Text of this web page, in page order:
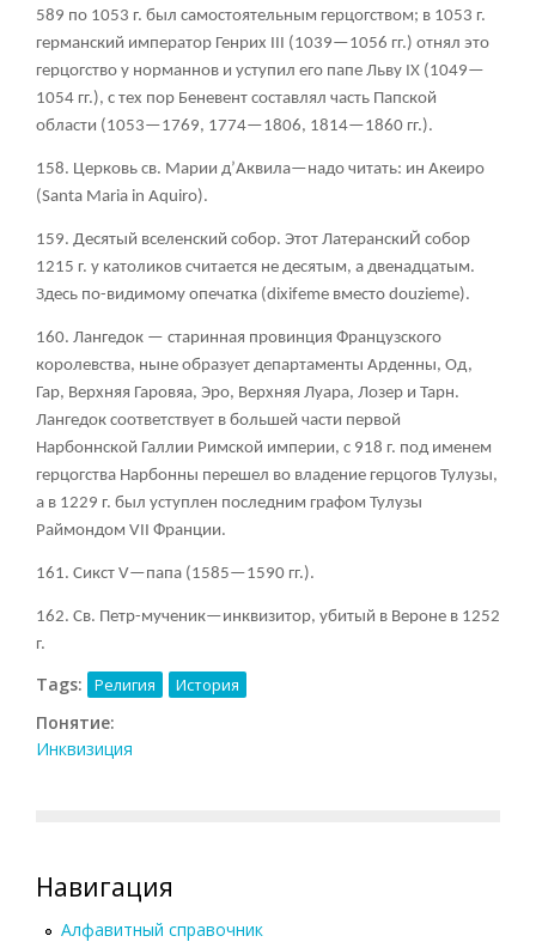
589 по 1053 г. был самостоятельным герцогством; в 1053 г.
германский император Генрих III (1039—1056 гг.) отнял это
герцогство у норманнов и уступил его папе Льву IX (1049—
1054 гг.), с тех пор Беневент составлял часть Папской
области (1053—1769, 1774—1806, 1814—1860 гг.).
158. Церковь св. Марии д’Аквила—надо читать: ин Акеиро
(Santa Maria in Aquiro).
159. Десятый вселенский собор. Этот ЛатеранскиЙ собор
1215 г. у католиков считается не десятым, а двенадцатым.
Здесь по-видимому опечатка (dixifeme вместо douzieme).
160. Лангедок — старинная провинция Французского
королевства, ныне образует департаменты Арденны, Од,
Гар, Верхняя Гаровяа, Эро, Верхняя Луара, Лозер и Тарн.
Лангедок соответствует в большей части первой
Нарбоннской Галлии Римской империи, с 918 г. под именем
герцогства Нарбонны перешел во владение герцогов Тулузы,
а в 1229 г. был уступлен последним графом Тулузы
Раймондом VII Франции.
161. Сикст V—папа (1585—1590 гг.).
162. Св. Петр-мученик—инквизитор, убитый в Вероне в 1252
г.
Tags: Религия История
Понятие:
Инквизиция
Навигация
Алфавитный справочник